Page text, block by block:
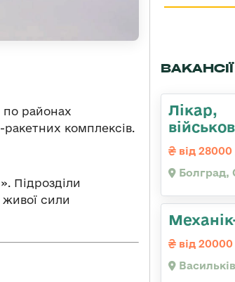
по районах
комплексів.
Підрозділи
живої сили
ВАКАНСІЇ
Лікар,
від
Болград,
від
Васильків